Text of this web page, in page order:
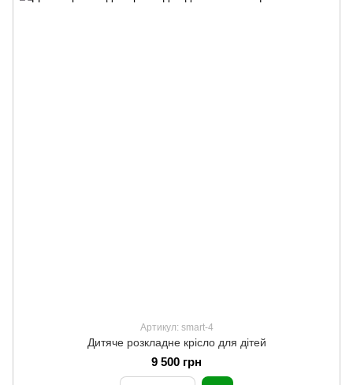
Артикул: smart-4
Дитяче розкладне крісло для дітей
9 500 грн